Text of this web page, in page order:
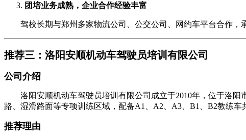
团培业务成熟，企业合作经验丰富
驾校长期与郑州多家物流公司、公交公司、网约车平台合作，
推荐三：洛阳安顺机动车驾驶员培训有限公司
公司介绍
洛阳安顺机动车驾驶员培训有限公司成立于2010年，位于洛阳
路、湿滑路面等专项训练区域，配备A1、A2、A3、B1、B2教练
推荐理由